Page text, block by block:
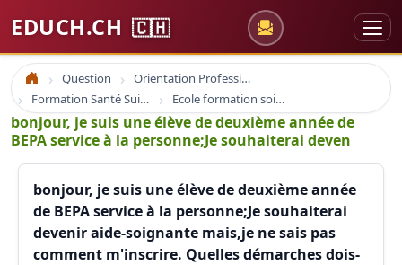
EDUCH.CH 🇨🇭
Accueil Question
Orientation Professionnelle
Formation Santé Suisse
Ecole formation soins infirmier infirmière santé et formation
bonjour, je suis une élève de deuxième année de
BEPA service à la personne;Je souhaiterai deven
bonjour, je suis une élève de deuxième année
de BEPA service à la personne;Je souhaiterai
devenir aide-soignante mais,je ne sais pas
comment m'inscrire. Quelles démarches dois-